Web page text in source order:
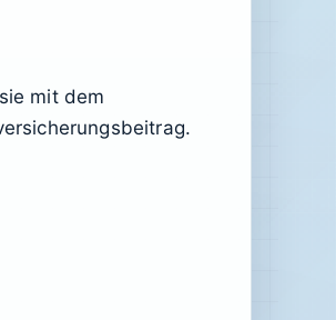
mit dem